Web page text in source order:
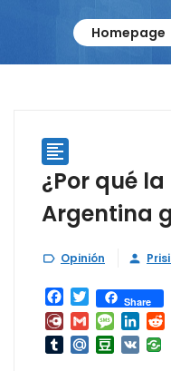
Columnistas
Contacto
Homepage

¿Por qué
Argentina
 Opinión 
Facebook
TwitterShare
Diary.Ru
Gmail
TumblrMail.RuDouban
VK